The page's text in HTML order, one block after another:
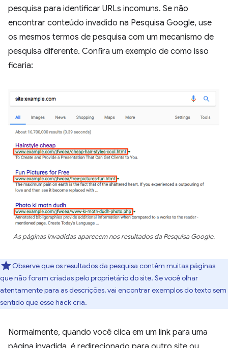
pesquisa para identificar URLs incomuns. Se não
encontrar conteúdo invadido na Pesquisa Google, use
os mesmos termos de pesquisa com um mecanismo de
pesquisa diferente. Confira um exemplo de como isso
ficaria:
As páginas invadidas aparecem nos resultados da Pesquisa Google.
Observe que os resultados da pesquisa contêm muitas páginas
que não foram criadas pelo proprietário do site. Se você olhar
atentamente para as descrições, vai encontrar exemplos do texto sem
sentido que esse hack cria.
Normalmente, quando você clica em um link para uma